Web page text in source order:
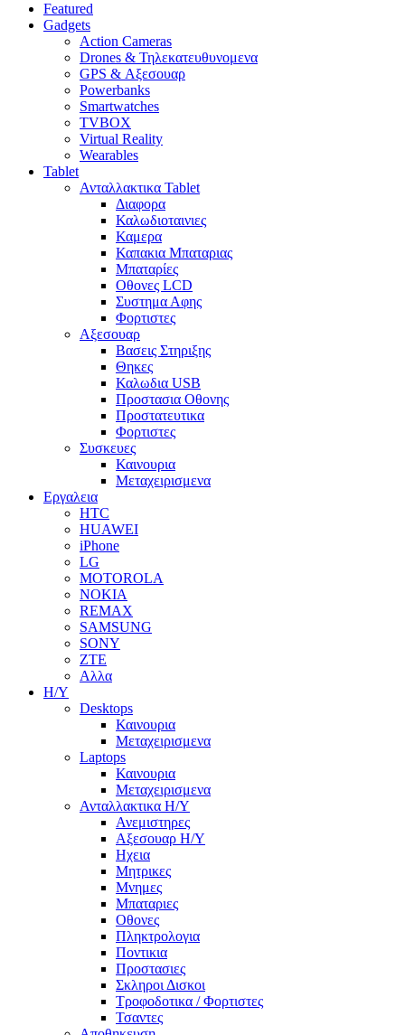
Featured
Gadgets
Action Cameras
Drones & Τηλεκατευθυνομενα
GPS & Αξεσουαρ
Powerbanks
Smartwatches
TVBOX
Virtual Reality
Wearables
Tablet
Ανταλλακτικα Tablet
Διαφορα
Καλωδιοταινιες
Καμερα
Καπακια Μπαταριας
Μπαταρίες
Οθονες LCD
Συστημα Αφης
Φορτιστες
Αξεσουαρ
Βασεις Στηριξης
Θηκες
Καλωδια USB
Προστασια Οθονης
Προστατευτικα
Φορτιστες
Συσκευες
Καινουρια
Μεταχειρισμενα
Εργαλεια
HTC
HUAWEI
iPhone
LG
MOTOROLA
NOKIA
REMAX
SAMSUNG
SONY
ZTE
Αλλα
Η/Υ
Desktops
Καινουρια
Μεταχειρισμενα
Laptops
Καινουρια
Μεταχειρισμενα
Ανταλλακτικα H/Y
Ανεμιστηρες
Αξεσουαρ Η/Υ
Ηχεια
Μητρικες
Μνημες
Μπαταριες
Οθονες
Πληκτρολογια
Ποντικια
Προστασιες
Σκληροι Δισκοι
Τροφοδοτικα / Φορτιστες
Τσαντες